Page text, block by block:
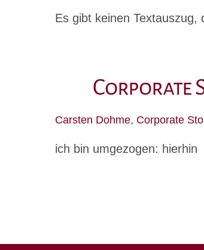
Es gibt keinen
Corporate
Carsten Dohme, Corporate
ich bin umgezogen: hierhin